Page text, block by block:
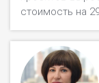
стоимость на